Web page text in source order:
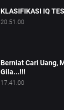
KLASIFIKASI IQ
20.51.00
Berniat Cari Uang,
Gila...!!!
17.41.00